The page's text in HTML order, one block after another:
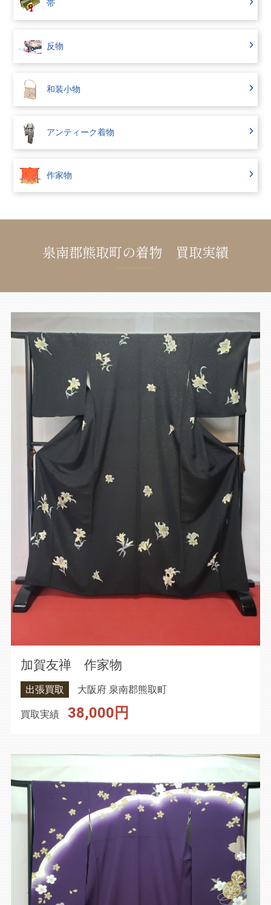
帯
反物
和装小物
アンティーク着物
作家物
泉南郡熊取町の着物 買取実績
加賀友禅 作家物
出張買取 大阪府 泉南郡熊取町
買取実績 38,000円